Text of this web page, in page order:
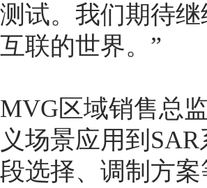
测试。我们期待
互联的世界。”
MVG区域销售总
义场景应用到
段选择、调制方